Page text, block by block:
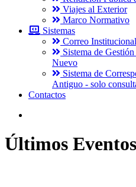
Viajes al Exterior
Marco Normativo
Sistemas
Correo Institucional
Sistema de
Nuevo
Sistema de
Antiguo - solo
Contactos
Últimos